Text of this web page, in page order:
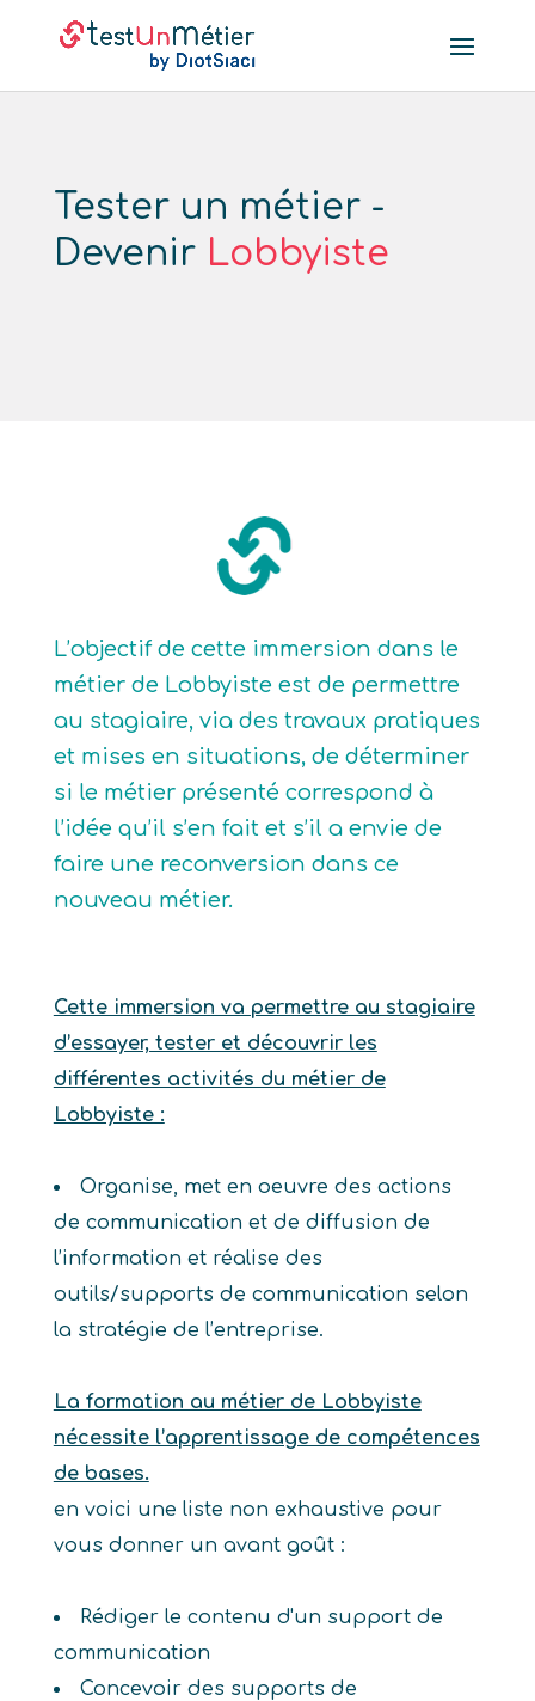
Tester un métier -
Devenir Lobbyiste
L’objectif de cette immersion dans le
métier de Lobbyiste est de permettre
au stagiaire, via des travaux pratiques
et mises en situations, de déterminer
si le métier présenté correspond à
l’idée qu’il s’en fait et s’il a envie de
faire une reconversion dans ce
nouveau métier.
Cette immersion va permettre au stagiaire
d’essayer, tester et découvrir les
différentes activités du métier de
Lobbyiste :
Organise, met en oeuvre des actions
de communication et de diffusion de
l’information et réalise des
outils/supports de communication selon
la stratégie de l’entreprise.
La formation au métier de Lobbyiste
nécessite l’apprentissage de compétences
de bases.
en voici une liste non exhaustive pour
vous donner un avant goût :
Rédiger le contenu d'un support de
communication
Concevoir des supports de